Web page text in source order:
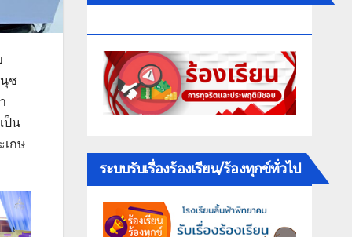
ช
ป็น
กษ
ระบบรับเรื่องร้องเรียน/ร้องทุกข์ทั่วไป